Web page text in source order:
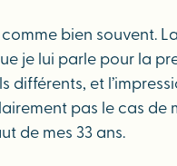
comme bien souvent.
je lui parle pour la
différents, et
pas le cas de
de mes 33 ans.